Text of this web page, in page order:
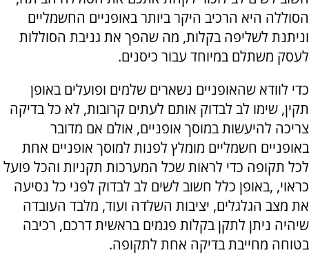
הסוללה היא הרכיב היקר ביותר באופניים החשמליים
וניתנת לשליפה בקלות, מה שהפך את גניבת הסוללות
לעסק משתלם במיוחד עבור כיסנים.
כדי לוודא שהאופניים נשארים שלמים ופועלים באופן
תקין, שימו לב לבדוק אותם לעתים קרובות, לא כל בדיקה
צריכה להיעשות במוסך אופניים, אולם אם מדובר
באופניים חשמליים מומלץ לפנות למוסך אופניים אחת
לכל תקופה כדי לראות שכל המערכות תקניות והכל פועל
כראוי, ,באופן כלל חשוב לשים לב לבדוק לפני כל נסיעה
את מצב הגלגלים, יציבות השלדה ועוד, מלבד העובדה
שיהיה ניתן לתקן בקלות פגמים בראשית דרכם, רכיבה
בטוחה מחייבת בדיקה אחת לתקופה.